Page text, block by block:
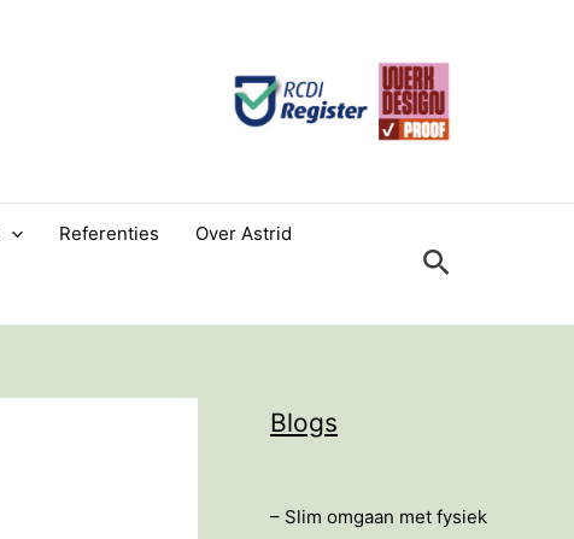
Referenties Over Astrid
Zoeken
Blogs
– Slim omgaan met fysiek